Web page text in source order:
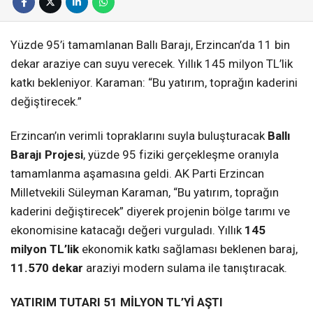
Yüzde 95’i tamamlanan Ballı Barajı, Erzincan’da 11 bin
dekar araziye can suyu verecek. Yıllık 145 milyon TL’lik
katkı bekleniyor. Karaman: “Bu yatırım, toprağın kaderini
değiştirecek.”
Erzincan’ın verimli topraklarını suyla buluşturacak Ballı
Barajı Projesi, yüzde 95 fiziki gerçekleşme oranıyla
tamamlanma aşamasına geldi. AK Parti Erzincan
Milletvekili Süleyman Karaman, “Bu yatırım, toprağın
kaderini değiştirecek” diyerek projenin bölge tarımı ve
ekonomisine katacağı değeri vurguladı. Yıllık 145
milyon TL’lik ekonomik katkı sağlaması beklenen baraj,
11.570 dekar araziyi modern sulama ile tanıştıracak.
YATIRIM TUTARI 51 MİLYON TL’Yİ AŞTI